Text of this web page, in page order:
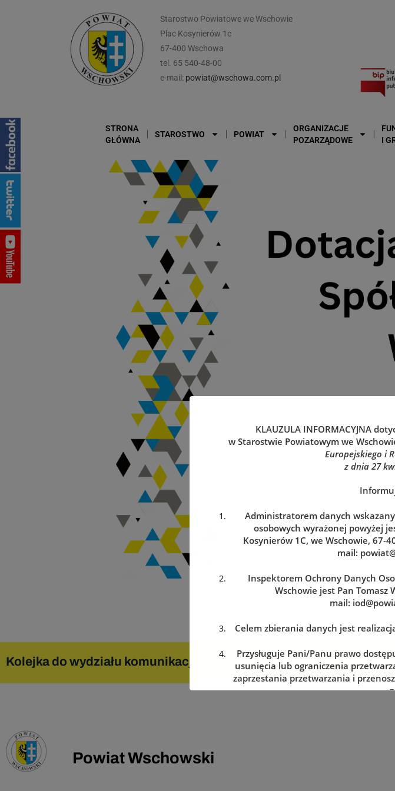
Starostwo Powiatowe we Wschowie
Plac Kosynierów 1c
67-400 Wschowa
tel. 65 540-48-00
e-mail: powiat@wschowa.com.pl
STRONA
GŁÓWNA
STAROSTWO POWIAT
ORGANIZACJE
POZARZĄDOWE
I
Kolejka do wydziału komunikacji Zarezerwuj wizytę w dogodnym dla
Powiat Wschowski
KLAUZULA INFORMACYJNA
w Starostwie Powiatowym we
Europejskiego i
z dnia 27
Administratorem danych
osobowych wyrażonej powyżej
Kosynierów 1C, we Wschowie, 67-
mail:
Inspektorem Ochrony Danych
Wschowie jest Pan Tomasz
mail:
Celem zbierania danych jest
Przysługuje Pani/Panu prawo
usunięcia lub ograniczenia
zaprzestania przetwarzania i